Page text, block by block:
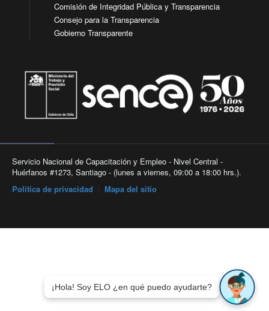
Comisión de Integridad Pública y Transparencia
Consejo para la Transparencia
Gobierno Transparente
Servicio Nacional de Capacitación y Empleo - Nivel Central -
Huérfanos #1273, Santiago - (lunes a viernes, 09:00 a 18:00 hrs.).
Política de privacidad
Mapa del sitio
¡Hola! Soy ELO ¿en qué puedo ayudarte?